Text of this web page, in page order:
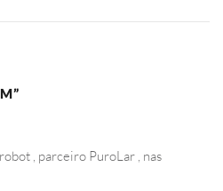
, parceiro PuroLar , nas